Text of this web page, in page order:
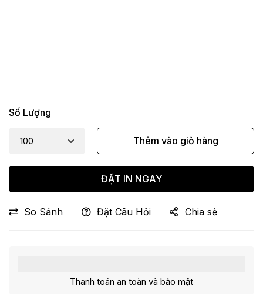
Số Lượng
Thêm vào giỏ hàng
ĐẶT IN NGAY
So Sánh Đặt Câu Hỏi Chia sẻ
Thanh toán an toàn và bảo mật